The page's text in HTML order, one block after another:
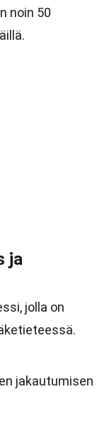
noin 50
ja
jolla on
jakautumisen